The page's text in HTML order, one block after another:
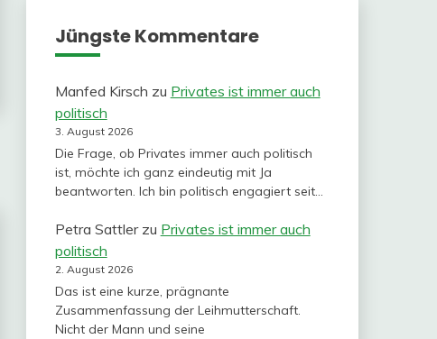
Jüngste Kommentare
Manfed Kirsch zu Privates ist immer auch
politisch
3. August 2026
Die Frage, ob Privates immer auch politisch
ist, möchte ich ganz eindeutig mit Ja
beantworten. Ich bin politisch engagiert seit…
Petra Sattlerzu Privates ist immer auch
politisch
2. August 2026
Das ist eine kurze, prägnante
Zusammenfassung der Leihmutterschaft.
Nicht der Mann und seine